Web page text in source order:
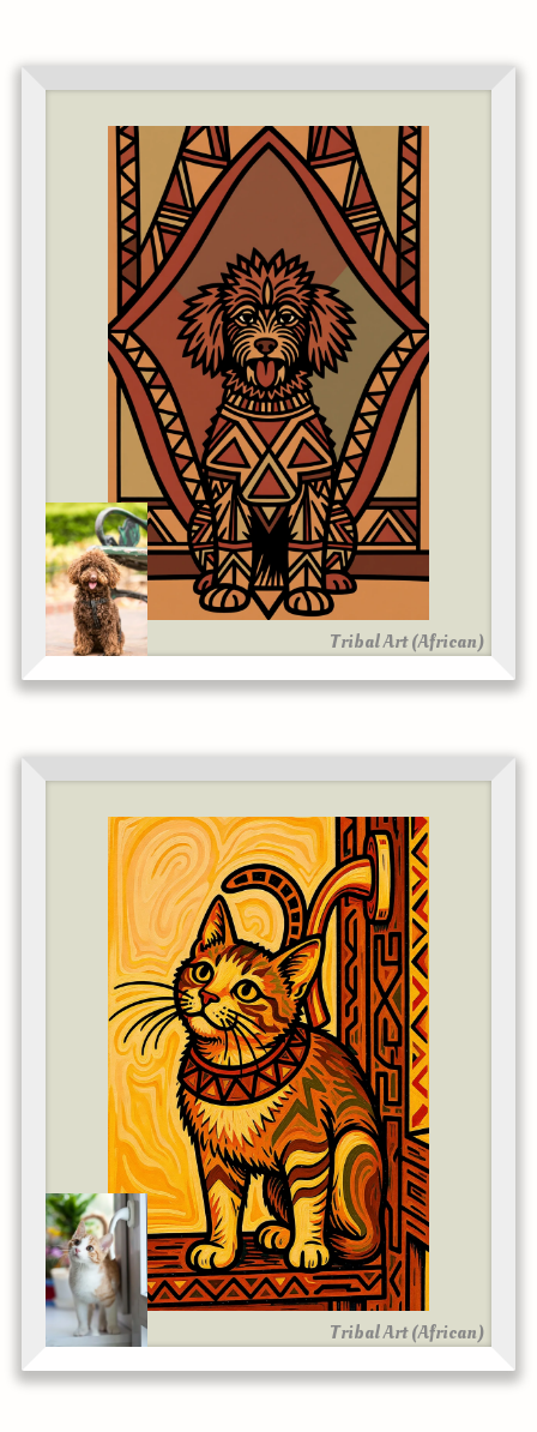
Tribal Art (African)
Tribal Art (African)